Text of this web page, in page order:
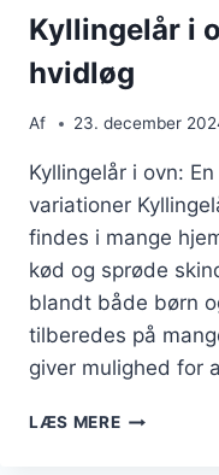
Kyllingelår i
hvidløg
Af 23. december
Kyllingelår i ovn:
variationer
findes i mange
kød og sprøde
blandt både børn
tilberedes på
giver mulighed for
LÆS MERE